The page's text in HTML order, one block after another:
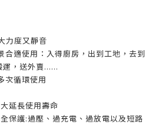
力度又靜音
合適使用：入得廚房，出到工地，去到
，送外賣......
次循環使用
延長使用壽命
保護:過壓、過充電、過放電以及短路